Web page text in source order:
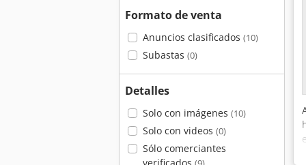
Formato de venta
Anuncios clasificados (10)
Subastas (0)
Detalles
Solo con imágenes (10)
Solo con videos (0)
Sólo comerciantes